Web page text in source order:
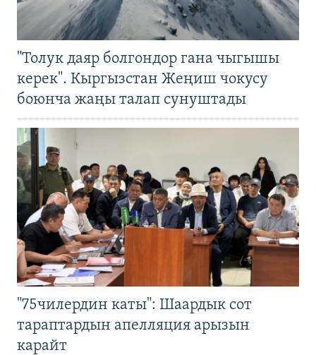
"Толук даяр болгондор гана чыгышы
керек". Кыргызстан Жеңиш чокусу
боюнча жаңы талап сунуштады
"75чилердин каты": Шаардык сот
тараптардын апелляция арызын
карайт